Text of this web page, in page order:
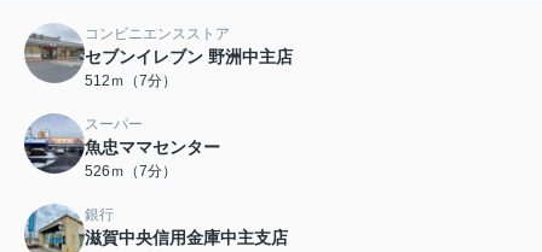
コンビニエンスストア
セブンイレブン 野洲中主店
512ｍ（7分）
スーパー
魚忠ママセンター
526ｍ（7分）
銀行
滋賀中央信用金庫中主支店